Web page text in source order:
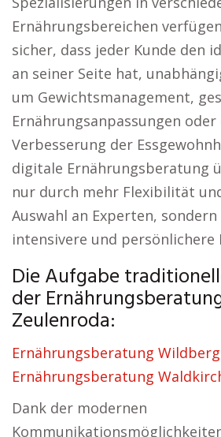
Ernährungsbereichen
sicher, dass jeder Kunde den
an seiner Seite hat,
um Gewichtsmanagement,
Ernährungsanpassungen oder
Verbesserung der
digitale Ernährungsberatung
nur durch mehr Flexibilität
Auswahl an Experten,
intensivere und persönlichere
Die Aufgabe
der
Zeulenroda:
Ernährungsberatung Wildberg
Ernährungsberatung
Dank der modernen